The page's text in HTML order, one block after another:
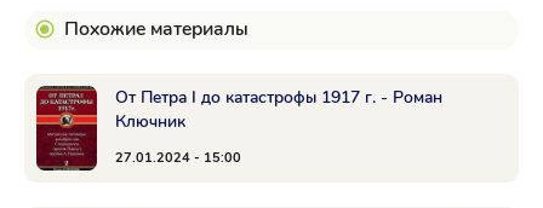
Похожие материалы
От Петра I до катастрофы 1917 г. - Роман
Ключник
27.01.2024 - 15:00